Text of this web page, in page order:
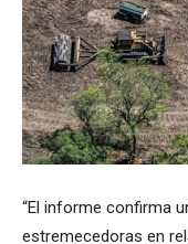
“El informe confirma
estremecedoras en